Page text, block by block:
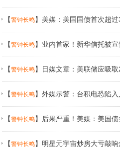
【警钟长鸣】 美媒：美国国债首次超
【警钟长鸣】 业内首家！新华信托被
【警钟长鸣】 日媒文章：美联储应吸
【警钟长鸣】 外媒示警：台积电恐陷
【警钟长鸣】 后果严重！美媒：美国
【警钟长鸣】 明星元宇宙炒房大亏敲